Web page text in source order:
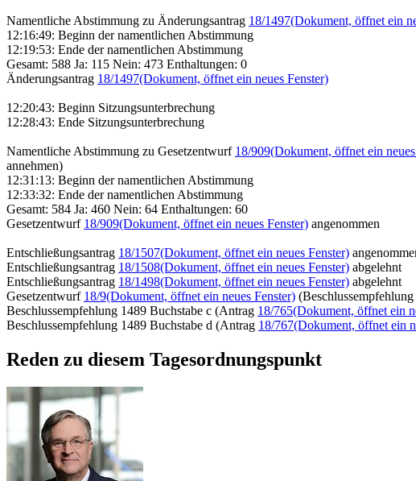
Namentliche Abstimmung zu Änderungsantrag 18/1497(Dokument, öffnet ein
12:16:49: Beginn der namentlichen Abstimmung
12:19:53: Ende der namentlichen Abstimmung
Gesamt: 588 Ja: 115 Nein: 473 Enthaltungen: 0
Änderungsantrag 18/1497(Dokument, öffnet ein neues Fenster)
12:20:43: Beginn Sitzungsunterbrechung
12:28:43: Ende Sitzungsunterbrechung
Namentliche Abstimmung zu Gesetzentwurf 18/909(Dokument, öffnet ein
annehmen)
12:31:13: Beginn der namentlichen Abstimmung
12:33:32: Ende der namentlichen Abstimmung
Gesamt: 584 Ja: 460 Nein: 64 Enthaltungen: 60
Gesetzentwurf 18/909(Dokument, öffnet ein neues Fenster) angenommen
Entschließungsantrag 18/1507(Dokument, öffnet ein neues Fenster)
Entschließungsantrag 18/1508(Dokument, öffnet ein neues Fenster) abgelehnt
Entschließungsantrag 18/1498(Dokument, öffnet ein neues Fenster) abgelehnt
Gesetzentwurf 18/9(Dokument, öffnet ein neues Fenster) (Beschlussempfehlung
Beschlussempfehlung 1489 Buchstabe c (Antrag 18/765(Dokument, öffnet ein
Beschlussempfehlung 1489 Buchstabe d (Antrag 18/767(Dokument, öffnet ein
Reden zu diesem Tagesordnungspunkt